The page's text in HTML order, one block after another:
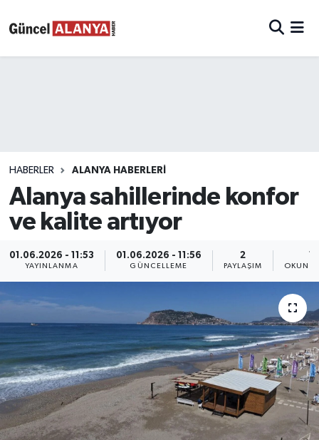
HABERLER ALANYA HABERLERİ
Alanya sahillerinde konfor
ve kalite artıyor
01.06.2026 - 11:53
YAYINLANMA
01.06.2026 - 11:56
GÜNCELLEME
2
PAYLAŞIM